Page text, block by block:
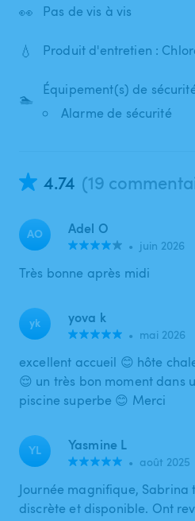
👀 Pas de vis à vis
💧 Produit d'entretien :
🏊
Équipement(s) de
Alarme de sécurité
4.74 (19
AO Adel O
• juin 2026
Très bonne après midi
yk yova k
• mai 2026
excellent accueil 😊 hôte
😌 un très bon moment dans
piscine superbe 😊 Merci
YL Yasmine L
• août 2025
Journée magnifique, Sabrina
discrète et disponible. Ont